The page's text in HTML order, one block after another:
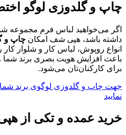
چاپ و گلدوزی لوگو
اگر می‌خواهید لباس فرم مجموعه
داشته باشد، هپی شف امکان چاپ و
انواع روپوش، لباس کار و شلوار
باعث افزایش هویت بصری برند شما
برای کارکنان‌تان می‌شود.
جهت چاپ و گلدوزی لوگوی برند
نمایید
خرید عمده و تکی از